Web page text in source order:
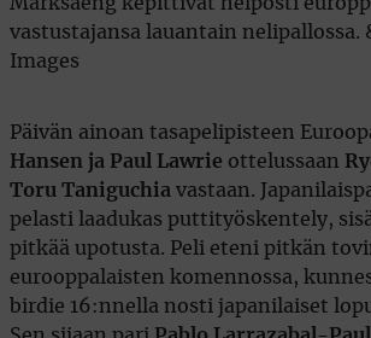
Päivän ainoan tasapelipisteen
Hansen ja Paul Lawrie ottelussaan
Toru Taniguchia vastaan.
pelasti laadukas puttityöskentely,
pitkää upotusta. Peli eteni pitkän
eurooppalaisten komennossa,
birdie 16:nnella nosti japanilaiset